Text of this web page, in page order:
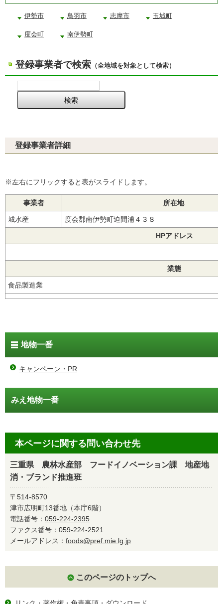
伊勢市 鳥羽市 志摩市 玉城町
度会町 南伊勢町
登録事業者で検索 （全地域を対象として検索）
登録事業者詳細
※左右にフリックすると表がスライドします。
事業者 所在地
城水産 度会郡南伊勢町迫間浦４３８
HPアドレス
業態
食品製造業
地物一番
キャンペーン・PR
みえ地物一番
本ページに関する問い合わせ先
三重県 農林水産部 フードイノベーション課 地産地
消・ブランド推進班
〒514-8570
津市広明町13番地（本庁6階）
電話番号： 059-224-2395
ファクス番号：059-224-2521
メールアドレス： foods@pref.mie.lg.jp
このページのトップへ